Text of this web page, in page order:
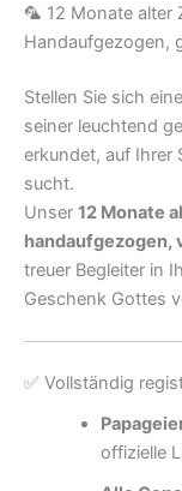
🦜 12 Monate alter
Handaufgezogen,
Stellen Sie sich
seiner leuchtend
erkundet, auf Ihrer
sucht.
Unser 12 Monate
treuer Begleiter in
Geschenk Gottes
✅ Vollständig
offizielle